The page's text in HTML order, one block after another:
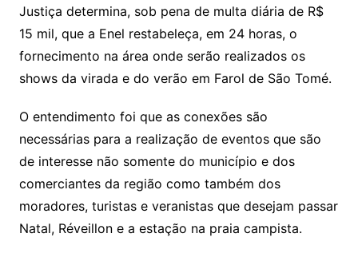
Justiça determina, sob pena de multa diária de R$
15 mil, que a Enel restabeleça, em 24 horas, o
fornecimento na área onde serão realizados os
shows da virada e do verão em Farol de São Tomé.
O entendimento foi que as conexões são
necessárias para a realização de eventos que são
de interesse não somente do município e dos
comerciantes da região como também dos
moradores, turistas e veranistas que desejam passar
Natal, Réveillon e a estação na praia campista.